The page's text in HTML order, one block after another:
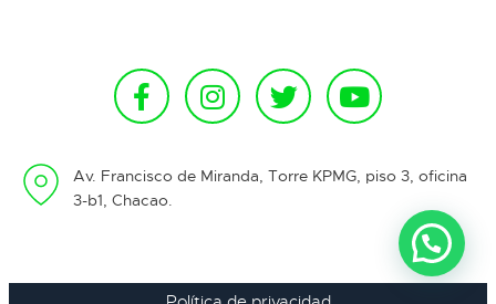
Av. Francisco de Miranda, Torre KPMG, piso 3, oficina
3-b1, Chacao.